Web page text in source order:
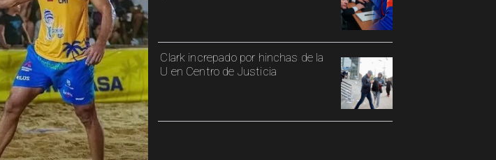
Clark increpado por hinchas de la
U en Centro de Justicia